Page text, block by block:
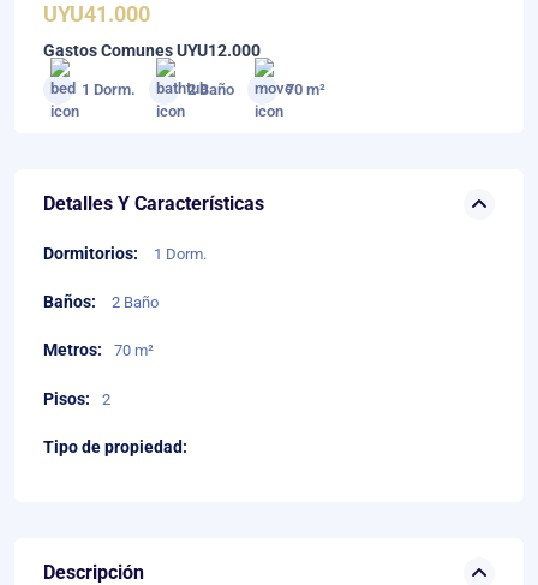
UYU41.000
Gastos Comunes UYU12.000
1 Dorm. 2 Baño 70 m²
Detalles Y Características
Dormitorios: 1 Dorm.
Baños: 2 Baño
Metros: 70 m²
Pisos: 2
Tipo de propiedad:
Descripción